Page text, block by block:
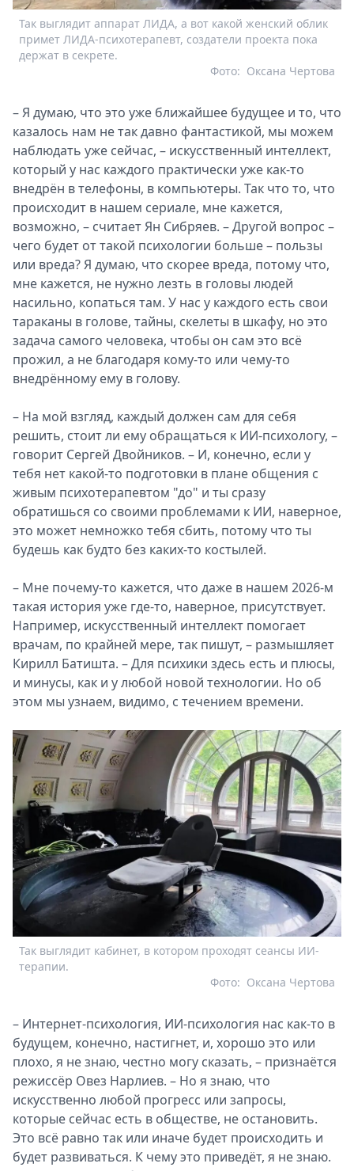
Так выглядит аппарат ЛИДА, а вот какой женский облик
примет ЛИДА-психотерапевт, создатели проекта пока
держат в секрете.
Оксана Чертова
Фото:
– Я думаю, что это уже ближайшее будущее и то, что
казалось нам не так давно фантастикой, мы можем
наблюдать уже сейчас, – искусственный интеллект,
который у нас каждого практически уже как-то
внедрён в телефоны, в компьютеры. Так что то, что
происходит в нашем сериале, мне кажется,
возможно, – считает Ян Сибряев. – Другой вопрос –
чего будет от такой психологии больше – пользы
или вреда? Я думаю, что скорее вреда, потому что,
мне кажется, не нужно лезть в головы людей
насильно, копаться там. У нас у каждого есть свои
тараканы в голове, тайны, скелеты в шкафу, но это
задача самого человека, чтобы он сам это всё
прожил, а не благодаря кому-то или чему-то
внедрённому ему в голову.
– На мой взгляд, каждый должен сам для себя
решить, стоит ли ему обращаться к ИИ-психологу, –
говорит Сергей Двойников. – И, конечно, если у
тебя нет какой-то подготовки в плане общения с
живым психотерапевтом "до" и ты сразу
обратишься со своими проблемами к ИИ, наверное,
это может немножко тебя сбить, потому что ты
будешь как будто без каких-то костылей.
– Мне почему-то кажется, что даже в нашем 2026-м
такая история уже где-то, наверное, присутствует.
Например, искусственный интеллект помогает
врачам, по крайней мере, так пишут, – размышляет
Кирилл Батишта. – Для психики здесь есть и плюсы,
и минусы, как и у любой новой технологии. Но об
этом мы узнаем, видимо, с течением времени.
Так выглядит кабинет, в котором проходят сеансы ИИ-
терапии.
Оксана Чертова
Фото:
– Интернет-психология, ИИ-психология нас как-то в
будущем, конечно, настигнет, и, хорошо это или
плохо, я не знаю, честно могу сказать, – признаётся
режиссёр Овез Нарлиев. – Но я знаю, что
искусственно любой прогресс или запросы,
которые сейчас есть в обществе, не остановить.
Это всё равно так или иначе будет происходить и
будет развиваться. К чему это приведёт, я не знаю.